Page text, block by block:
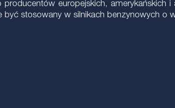
producentów europejskich, amerykańskich
być stosowany w silnikach benzynowych o